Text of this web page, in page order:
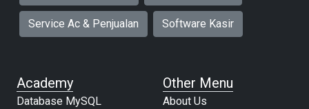
Service Ac & Penjualan Software Kasir
Academy
Database MySQL
Other Menu
About Us